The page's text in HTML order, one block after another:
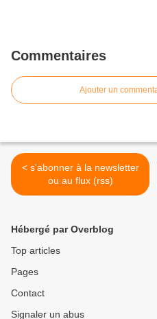
Commentaires
Ajouter un
< s'abonner à la newsletter
ou au flux (rss)
Hébergé par Overblog
Top articles
Pages
Contact
Signaler un abus